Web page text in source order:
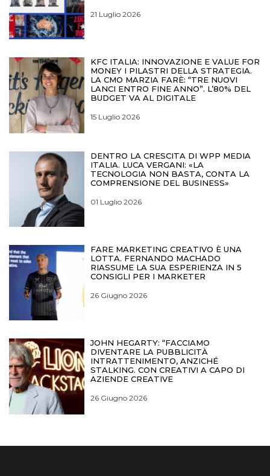
21 Luglio 2026
KFC ITALIA: INNOVAZIONE E VALUE FOR
MONEY I PILASTRI DELLA STRATEGIA.
LA CMO MARZIA FARÈ: “TRE NUOVI
LANCI ENTRO FINE ANNO”. L’80% DEL
BUDGET VA AL DIGITALE
15 Luglio 2026
DENTRO LA CRESCITA DI WPP MEDIA
ITALIA. LUCA VERGANI: «LA
TECNOLOGIA NON BASTA, CONTA LA
COMPRENSIONE DEL BUSINESS»
01 Luglio 2026
FARE MARKETING CREATIVO È UNA
LOTTA. FERNANDO MACHADO
RIASSUME LA SUA ESPERIENZA IN 5
CONSIGLI PER I MARKETER
26 Giugno 2026
JOHN HEGARTY: “FACCIAMO
DIVENTARE LA PUBBLICITÀ
INTRATTENIMENTO, ANZICHÉ
STALKING. CON CREATIVI A CAPO DI
AZIENDE CREATIVE
26 Giugno 2026